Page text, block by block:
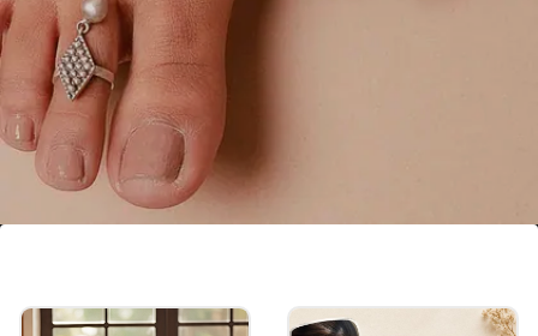
స్టైలిష్‌గా కనిపించాలనుకుంటే హ్యాంగింగ్ మెట్టెలను